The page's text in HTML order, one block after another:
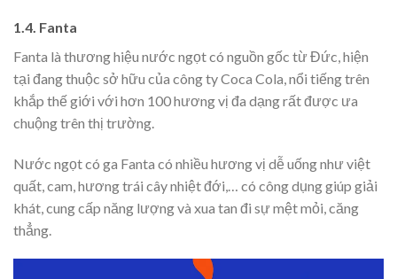
1.4. Fanta
Fanta là thương hiệu nước ngọt có nguồn gốc từ Đức, hiện
tại đang thuộc sở hữu của công ty Coca Cola, nổi tiếng trên
khắp thế giới với hơn 100 hương vị đa dạng rất được ưa
chuộng trên thị trường.
Nước ngọt có ga Fanta có nhiều hương vị dễ uống như việt
quất, cam, hương trái cây nhiệt đới,… có công dụng giúp giải
khát, cung cấp năng lượng và xua tan đi sự mệt mỏi, căng
thẳng.